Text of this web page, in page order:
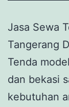
Jasa Sewa
Tangerang
Tenda
dan bekasi
kebutuhan